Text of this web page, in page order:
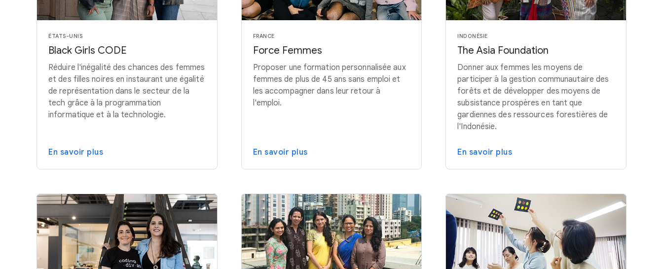
ÉTATS-UNIS
Black Girls CODE
Réduire l'inégalité des chances des femmes
et des filles noires en instaurant une égalité
de représentation dans le secteur de la
tech grâce à la programmation
informatique et à la technologie.
En savoir plus
FRANCE
Force Femmes
Proposer une formation personnalisée aux
femmes de plus de 45 ans sans emploi et
les accompagner dans leur retour à
l'emploi.
En savoir plus
INDONÉSIE
The Asia Foundation
Donner aux femmes les moyens de
participer à la gestion communautaire des
forêts et de développer des moyens de
subsistance prospères en tant que
gardiennes des ressources forestières de
l'Indonésie.
En savoir plus